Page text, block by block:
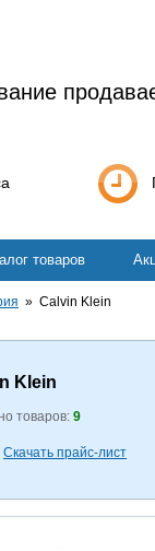
товаров
Calvin Klein
Klein
товаров: 9
Скачать прайс-лист